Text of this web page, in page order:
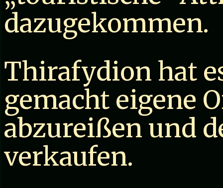
dazugekommen.
Thirafydion hat
gemacht eigene
abzureißen und
verkaufen.